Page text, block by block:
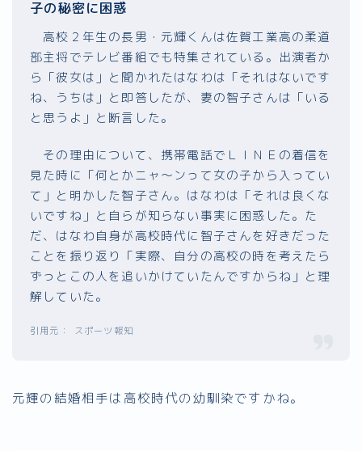
子の秘密に困惑
高校２年生の長男・元輝くんは佐賀工業高の柔道
部主将でテレビ番組でも特集されている。出演者か
ら「彼女は」と聞かれたはなわは「それはないです
ね、うちは」と即答したが、妻の智子さんは「いる
と思うよ」と断言した。
その理由について、携帯電話でＬＩＮＥの着信を
見た時に「何とかニャ～ンって女の子から入ってい
て」と明かした智子さん。はなわは「それは良くな
いですね」と自らが知らない事実に困惑した。た
だ、はなわ自身が高校時代に智子さんを好きだった
ことを振り返り「実際、自分の高校の時を考えたら
ずっとこの人を追いかけていたんですからね」と理
解していた。
スポーツ報知
元輝の結婚相手は高校時代の幼馴染ですかね。